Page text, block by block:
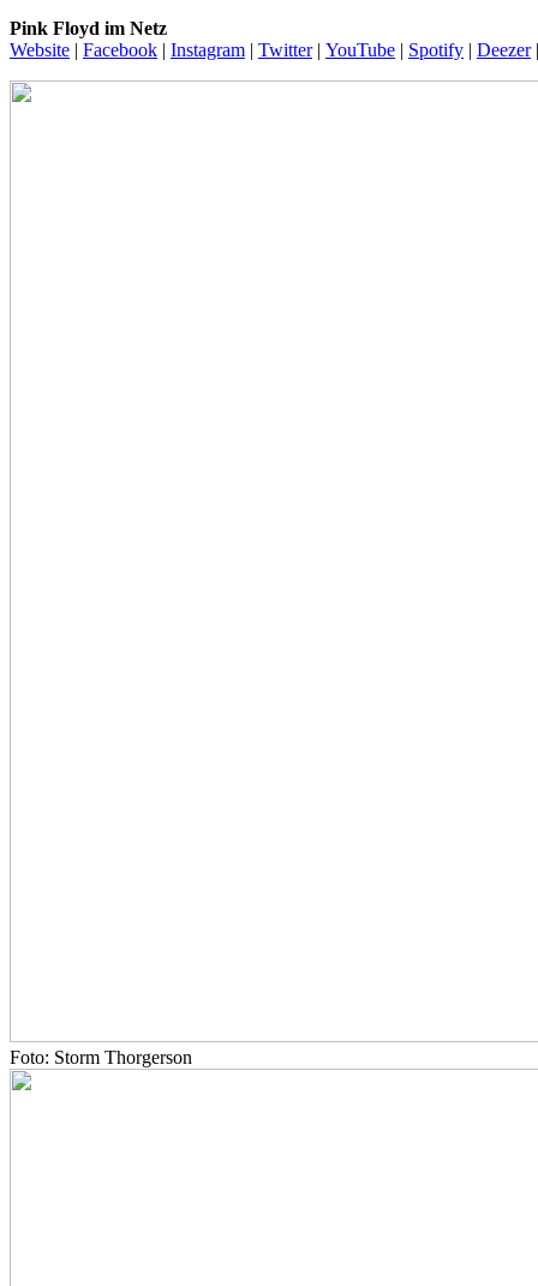
Pink Floyd im Netz
Website | Facebook | Instagram | Twitter| YouTube | Spotify | Deezer
Foto: Storm Thorgerson